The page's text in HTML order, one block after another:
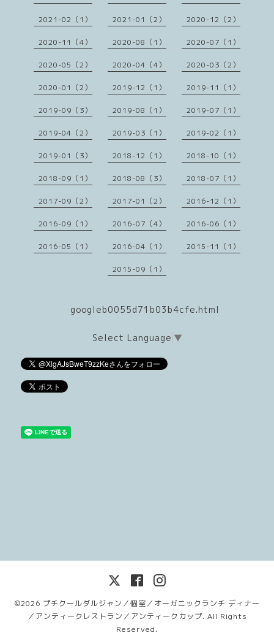
2021-02（1） 2021-01（2） 2020-12（2）
2020-11（4） 2020-08（1） 2020-07（1）
2020-05（2） 2020-04（4） 2020-03（2）
2020-01（2） 2019-12（1） 2019-11（1）
2019-09（3） 2019-08（1） 2019-07（1）
2019-04（2） 2019-03（1） 2019-02（1）
2019-01（3） 2018-12（1） 2018-10（1）
2018-09（1） 2018-08（3） 2018-07（1）
2017-09（2） 2017-01（2） 2016-12（1）
2016-09（1） 2016-07（4） 2016-06（1）
2016-05（1） 2016-04（1） 2015-11（1）
2015-09（1）
googleb0055d71b03b4cfe.html
Select Language ▼
©2026 プチクールダルジャン／個室／オーガニックランチ ディナー
／アンティークレストラン／アンティークカップ. All Rights
Reserved.